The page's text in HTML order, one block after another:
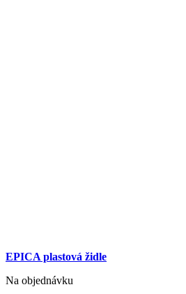
EPICA plastová židle
Na objednávku